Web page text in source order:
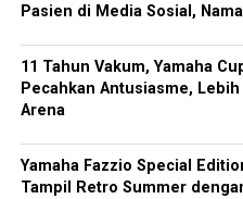
Pasien di Media Sosial,
11 Tahun Vakum, Yamaha
Pecahkan Antusiasme,
Arena
Yamaha Fazzio Special
Tampil Retro Summer